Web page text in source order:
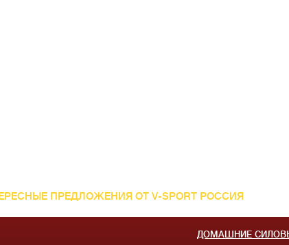
ПРЕДЛОЖЕНИЯ ОТ V-SPORT РОССИЯ
ДОМАШНИЕ